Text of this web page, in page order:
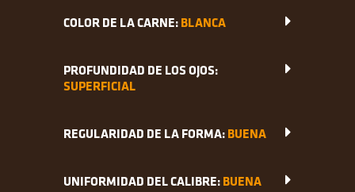
COLOR DE LA CARNE:BLANCA
PROFUNDIDAD DE LOS OJOS:
SUPERFICIAL
REGULARIDAD DE LA FORMA:BUENA
UNIFORMIDAD DEL CALIBRE:BUENA